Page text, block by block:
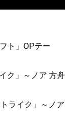
ト」OPテー
ク」～ノア 方舟
ライク」～ノア